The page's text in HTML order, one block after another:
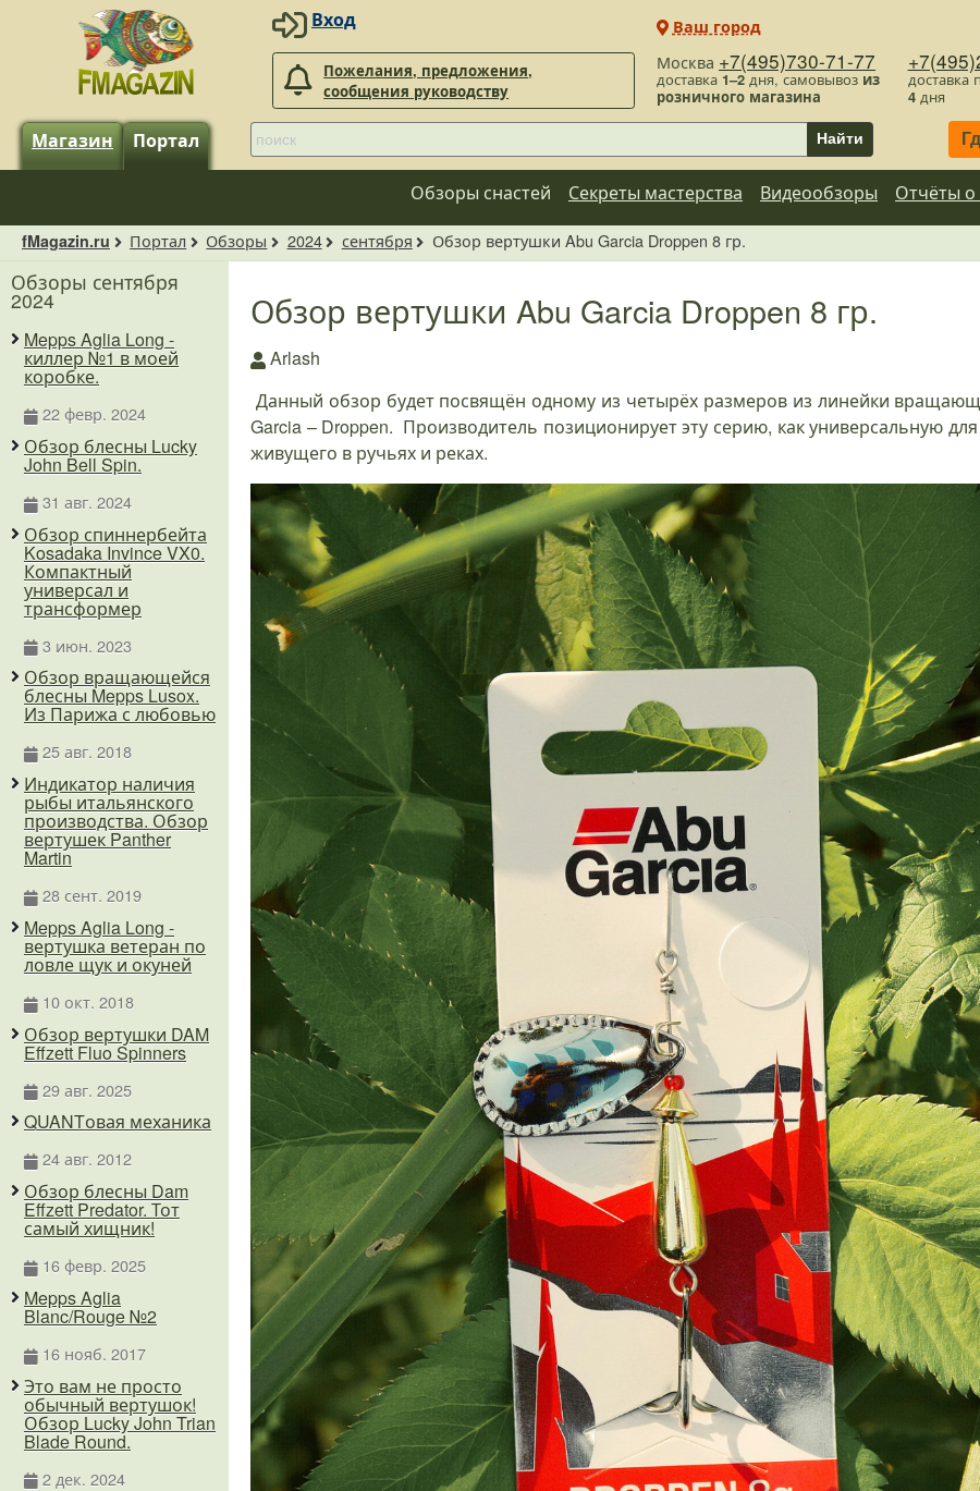
Вход
Пожелания, предложения,
сообщения руководству
Москва +7(495)730-71-77
доставка 1–2дня, самовывоз из
розничного магазина
доставка
4дня
Ваш город
Магазин Портал Найти
Обзоры снастей Секреты мастерства Видеообзоры Отчёты
fMagazin.ru Портал Обзоры 2024 сентября Обзор вертушки Abu Garcia Droppen 8 гр.
Обзор вертушки Abu Garcia Droppen 8 гр.
Arlash
Данный обзор будет посвящён одному из четырёх размеров из линейки
Garcia – Droppen. Производитель позиционирует эту серию, как универсальную
живущего в ручьях и реках.
Обзоры сентября
2024
Mepps Aglia Long -
киллер №1 в моей
коробке.
22 февр. 2024
Обзор блесны Lucky
John Bell Spin.
31 авг. 2024
Обзор спиннербейта
Kosadaka Invince VX0.
Компактный
универсал и
трансформер
3 июн. 2023
Обзор вращающейся
блесны Mepps Lusox.
Из Парижа с любовью
25 авг. 2018
Индикатор наличия
рыбы итальянского
производства. Обзор
вертушек Panther
Martin
28 сент. 2019
Mepps Aglia Long -
вертушка ветеран по
ловле щук и окуней
10 окт. 2018
Обзор вертушки DAM
Effzett Fluo Spinners
29 авг. 2025
QUANTовая механика
24 авг. 2012
Обзор блесны Dam
Effzett Predator. Тот
самый хищник!
16 февр. 2025
Mepps Aglia
Blanc/Rouge №2
16 нояб. 2017
Это вам не просто
обычный вертушок!
Обзор Lucky John Trian
Blade Round.
2 дек. 2024